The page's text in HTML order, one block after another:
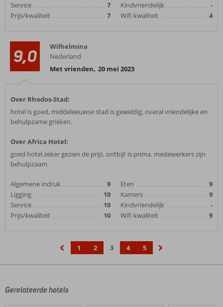
Service
7
Prijs/kwaliteit
7
Kindvriendelijk
-
Wifi kwaliteit
4
9,0
Wilhelmina
Nederland
Met vrienden, 20 mei 2023
Over Rhodos-Stad:
hotel is goed, middeleeuwse stad is geweldig, overal vriendelijke en
behulpzame grieken.
Over Africa Hotel:
goed hotel zeker gezien de prijs. ontbijt is prima. medewerkers zijn
behulpzaam
Algemene indruk
9
Ligging
10
Service
10
Prijs/kwaliteit
10
Eten
9
Kamers
9
Kindvriendelijk
-
Wifi kwaliteit
9
1 2 3 4
5
Gerelateerde hotels